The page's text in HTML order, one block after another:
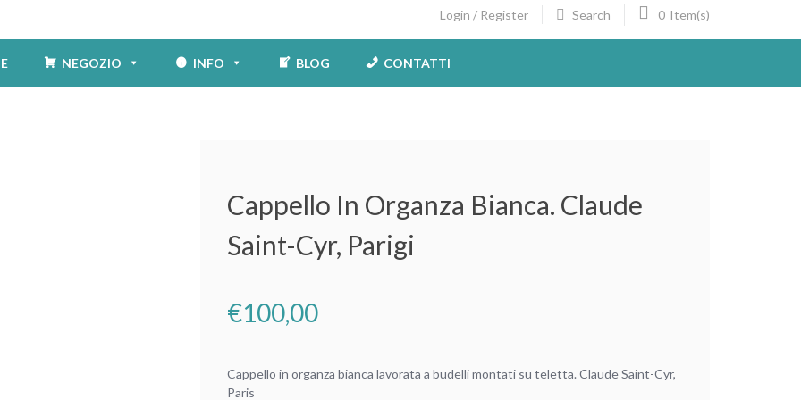
Login / Register Search 0 Item(s)
NEGOZIO INFO BLOG CONTATTI
Cappello In Organza Bianca. Claude
Saint-Cyr, Parigi
€100,00
Cappello in organza bianca lavorata a budelli montati su teletta. Claude Saint-Cyr,
Paris